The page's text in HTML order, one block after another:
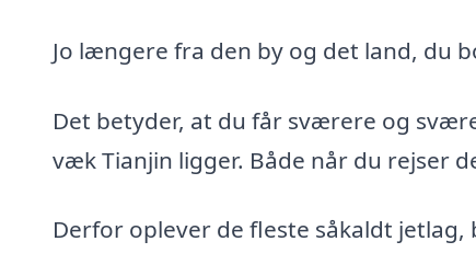
Jo længere fra den by og det land, du
Det betyder, at du får sværere og
væk Tianjin ligger. Både når du rejser
Derfor oplever de fleste såkaldt